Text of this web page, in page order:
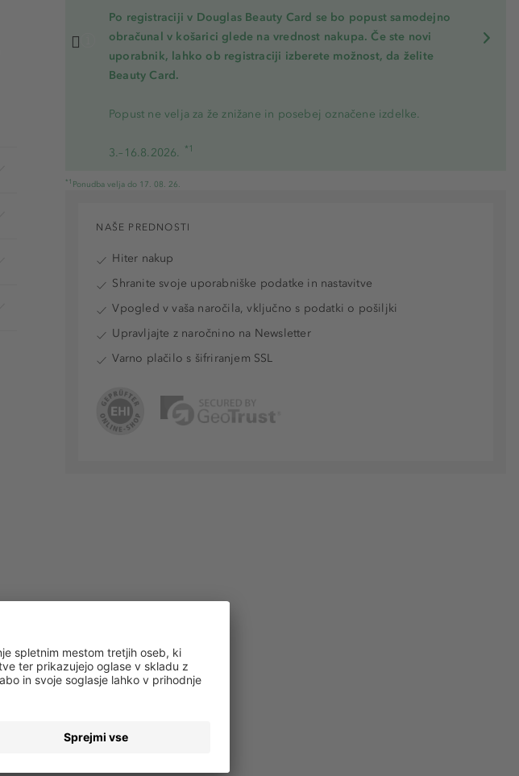
Po registraciji v Douglas Beauty Card se bo popust samodejno
obračunal v košarici glede na vrednost nakupa. Če ste novi
uporabnik, lahko ob registraciji izberete možnost, da želite
Beauty Card.
Popust ne velja za že znižane in posebej označene izdelke.
3.–16.8.2026. *1
*1 Ponudba velja do 17. 08. 26.
NAŠE PREDNOSTI
Hiter nakup
Shranite svoje uporabniške podatke in nastavitve
Vpogled v vaša naročila, vključno s podatki o pošiljki
Upravljajte z naročnino na Newsletter
Varno plačilo s šifriranjem SSL